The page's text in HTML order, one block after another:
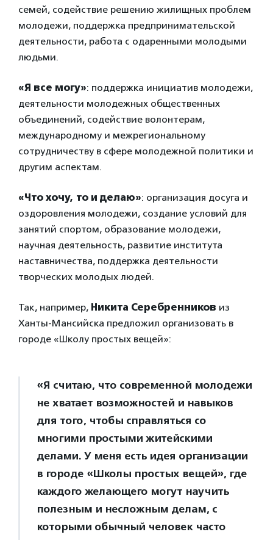
семей, содействие решению жилищных проблем
молодежи, поддержка предпринимательской
деятельности, работа с одаренными молодыми
людьми.
«Я все могу»: поддержка инициатив молодежи,
деятельности молодежных общественных
объединений, содействие волонтерам,
международному и межрегиональному
сотрудничеству в сфере молодежной политики и
другим аспектам.
«Что хочу, то и делаю»: организация досуга и
оздоровления молодежи, создание условий для
занятий спортом, образование молодежи,
научная деятельность, развитие института
наставничества, поддержка деятельности
творческих молодых людей.
Так, например, Никита Серебренников из
Ханты-Мансийска предложил организовать в
городе «Школу простых вещей»:
«Я считаю, что современной молодежи
не хватает возможностей и навыков
для того, чтобы справляться со
многими простыми житейскими
делами. У меня есть идея организации
в городе «Школы простых вещей», где
каждого желающего могут научить
полезным и несложным делам, с
которыми обычный человек часто